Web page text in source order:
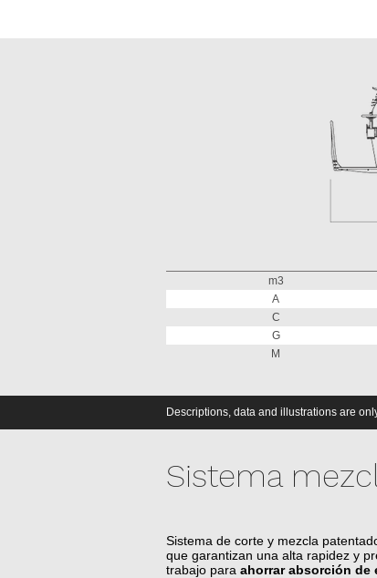
m3
A
C
G
M
Descriptions, data and illustrations are
Sistema
Sistema de corte y mezcla
que garantizan una alta rapidez y
trabajo para ahorrar absorción de